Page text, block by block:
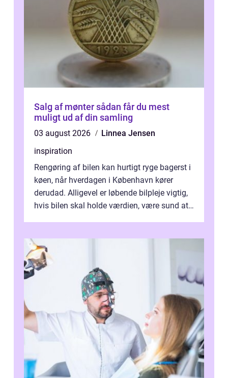
Salg af mønter sådan får du mest
muligt ud af din samling
03 august 2026
Linnea Jensen
inspiration
Rengøring af bilen kan hurtigt ryge bagerst i
køen, når hverdagen i København kører
derudad. Alligevel er løbende bilpleje vigtig,
hvis bilen skal holde værdien, være sund at